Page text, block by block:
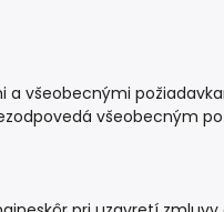
všeobecnými
všeobecným